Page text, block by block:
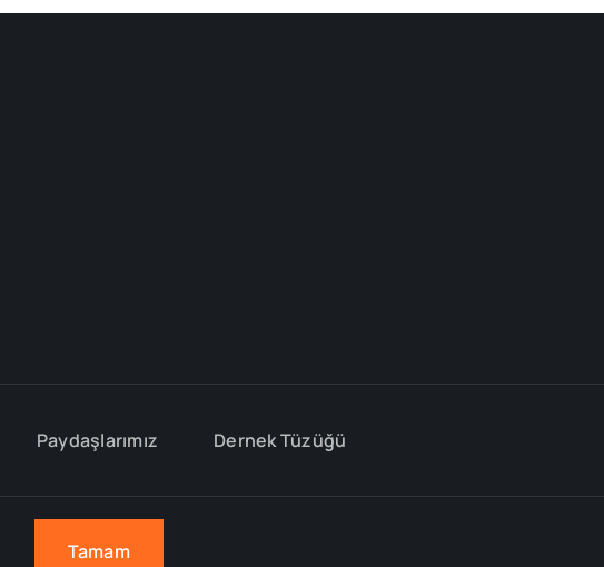
Paydaşlarımız Dernek Tüzüğü
A. Ensar Kibaroğlu
Tamam